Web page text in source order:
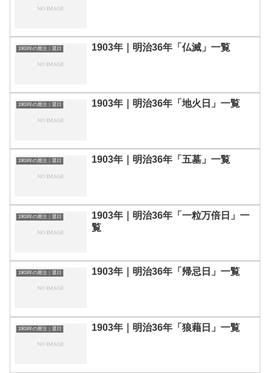
1903年の暦注｜選日 1903年｜明治36年「仏滅」一覧
1903年の暦注｜選日 1903年｜明治36年「地火日」一覧
1903年の暦注｜選日 1903年｜明治36年「五墓」一覧
1903年の暦注｜選日
1903年｜明治36年「一粒万倍日」一
覧
1903年の暦注｜選日 1903年｜明治36年「帰忌日」一覧
1903年の暦注｜選日 1903年｜明治36年「狼藉日」一覧